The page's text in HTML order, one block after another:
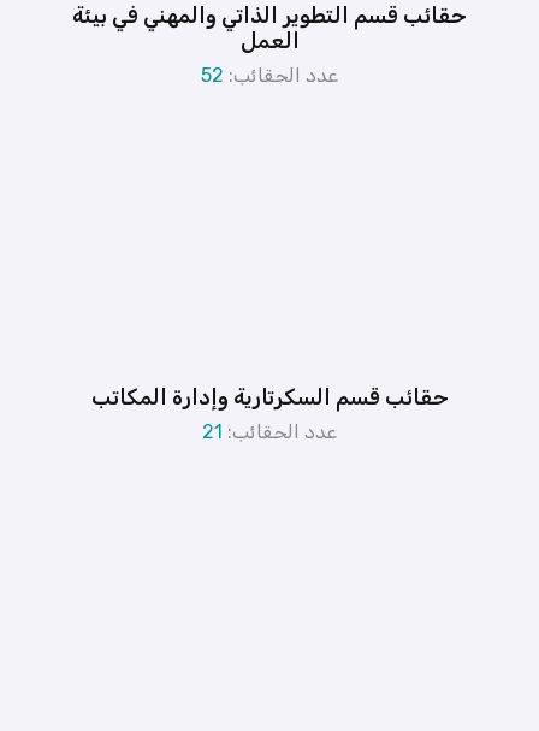
حقائب قسم التطوير الذاتي والمهني في بيئة
العمل
عدد الحقائب: 52
حقائب قسم السكرتارية وإدارة المكاتب
عدد الحقائب: 21